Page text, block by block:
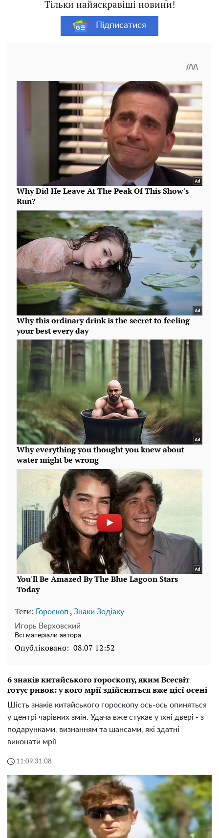
Тільки найяскравіші новини!
Підписатися
Теги: Гороскоп , Знаки Зодіаку
Игорь Верховский
Всі матеріали автора
Опубліковано: 08.07 12:52
6 знаків китайського гороскопу, яким Всесвіт
готує ривок: у кого мрії здійсняться вже цієї осені
Шість знаків китайського гороскопу ось-ось опиняться
у центрі чарівних змін. Удача вже стукає у їхні двері - з
подарунками, визнанням та шансами, які здатні
виконати мрії
11:09 31.08